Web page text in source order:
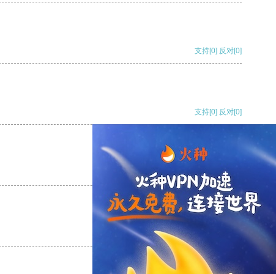
支持[0] 反对[0]
支持[0] 反对[0]
支持 反对
[0]